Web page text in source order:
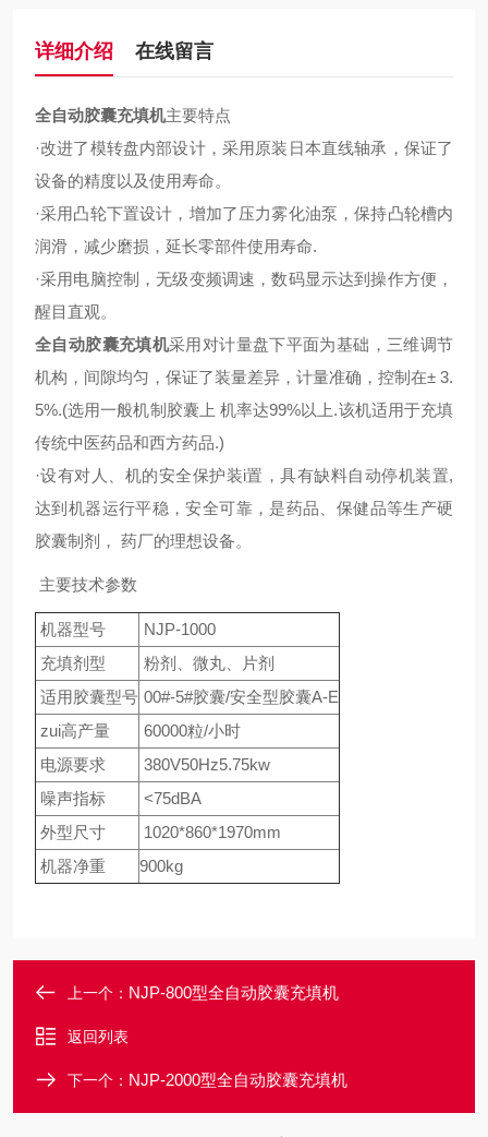
详细介绍 在线留言
全自动胶囊充填机主要特点
·改进了模转盘内部设计，采用原装日本直线轴承，保证了
设备的精度以及使用寿命。
·采用凸轮下置设计，增加了压力雾化油泵，保持凸轮槽内
润滑，减少磨损，延长零部件使用寿命.
·采用电脑控制，无级变频调速，数码显示达到操作方便，
醒目直观。
全自动胶囊充填机采用对计量盘下平面为基础，三维调节
机构，间隙均匀，保证了装量差异，计量准确，控制在± 3.
5%.(选用一般机制胶囊上 机率达99%以上.该机适用于充填
传统中医药品和西方药品.)
·设有对人、机的安全保护装i置，具有缺料自动停机装置,
达到机器运行平稳，安全可靠，是药品、保健品等生产硬
胶囊制剂， 药厂的理想设备。
主要技术参数
机器型号
NJP-1000
充填剂型
粉剂、微丸、片剂
适用胶囊型号 00#-5#胶囊/安全型胶囊A-E
zui高产量
60000粒/小时
电源要求
380V50Hz5.75kw
噪声指标
<75dBA
外型尺寸
1020*860*1970mm
机器净重
900kg
上一个： NJP-800型全自动胶囊充填机
返回列表
下一个： NJP-2000型全自动胶囊充填机